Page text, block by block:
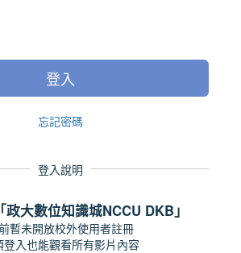
登入
忘記密碼
登入說明
大數位知識城NCCU DKB」
暫未開放校外使用者註冊
登入也能觀看所有影片內容